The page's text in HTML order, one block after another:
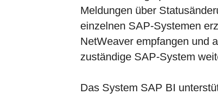
Meldungen über
einzelnen SAP-Systemen
NetWeaver empfangen und
zuständige SAP-System
Das System SAP BI